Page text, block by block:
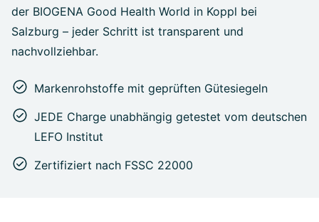
der BIOGENA Good Health World in Koppl bei
Salzburg – jeder Schritt ist transparent und
nachvollziehbar.
Markenrohstoffe mit geprüften Gütesiegeln
JEDE Charge unabhängig getestet vom deutschen
LEFO Institut
Zertifiziert nach FSSC 22000